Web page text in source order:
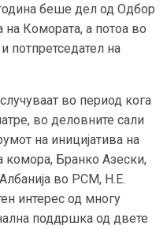
беше дел од Одбор
на Комората, а потоа во
потпретседател на
во период кога
во деловните сали
на иницијатива на
комора, Бранко Азески,
во РСМ, Н.Е.
интерес од многу
поддршка од двете